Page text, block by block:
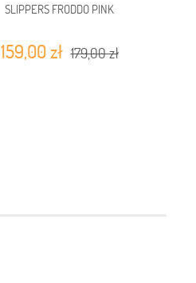
SLIPPERS FRODDO PINK
159,00 zł 179,00 zł